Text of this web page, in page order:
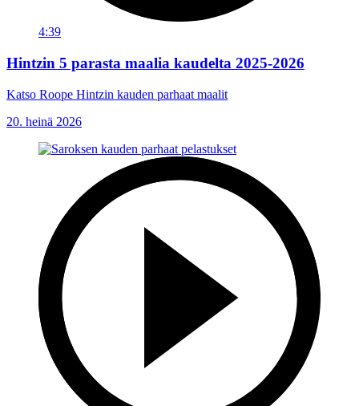
4:39
Hintzin 5 parasta maalia kaudelta 2025-2026
Katso Roope Hintzin kauden parhaat maalit
20. heinä 2026